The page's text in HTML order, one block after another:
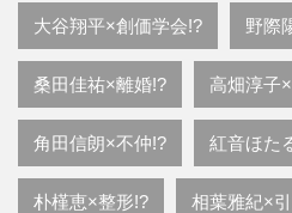
大谷翔平×創価学会!? 野際
桑田佳祐×離婚!? 高畑淳子
角田信朗×不仲!? 紅音ほた
朴槿恵×整形!? 相葉雅紀×